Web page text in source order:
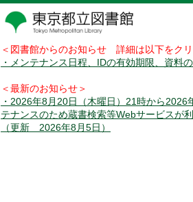
＜図書館からのお知らせ 詳細は以下をク
・メンテナンス日程、IDの有効期限、資料
＜最新のお知らせ＞
・2026年8月20日（木曜日）21時から
テナンスのため蔵書検索等Webサービスが利
（更新 2026年8月5日）